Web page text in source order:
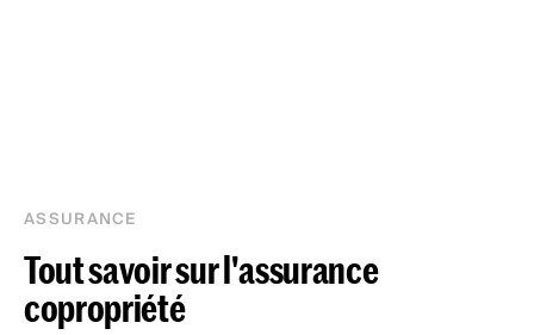
ASSURANCE
Tout savoir sur l'assurance
copropriété